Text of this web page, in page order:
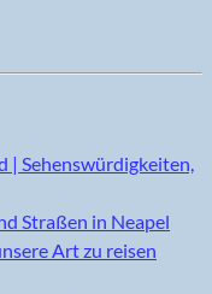
| Sehenswürdigkeiten,
Straßen in Neapel
Art zu reisen